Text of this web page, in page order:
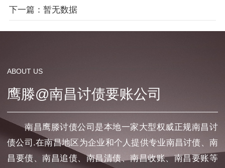
下一篇：暂无数据
ABOUT US
鹰滕@南昌讨债要账公司
南昌鹰滕讨债公司是本地一家大型权威正规南昌讨
债公司.在南昌地区为企业和个人提供专业南昌讨债、南
昌要债、南昌追债、南昌清债、南昌收账、南昌要账等